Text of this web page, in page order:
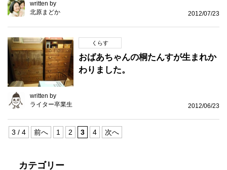
written by
北原まどか
2012/07/23
くらす
おばあちゃんの桐たんすが生まれか
わりました。
written by
ライター卒業生
2012/06/23
3 / 4 前へ 1 2 3 4 次へ
カテゴリー